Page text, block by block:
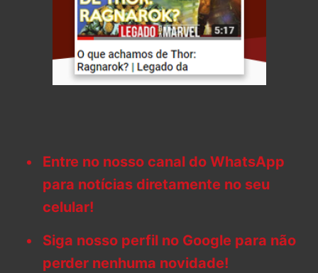
Entre no nosso canal do WhatsApp
para notícias diretamente no seu
celular!
Siga nosso perfil no Google para não
perder nenhuma novidade!